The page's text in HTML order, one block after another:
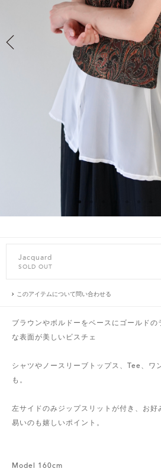
Jacquard
SOLD OUT
このアイテムについて問い合わせる
ブラウンやボルドーをベースにゴールドの
な表面が美しいビスチェ
シャツやノースリーブトップス、Tee、ワ
も。
左サイドのみジップスリットが付き、お好
易いのも嬉しいポイント。
Model 160cm